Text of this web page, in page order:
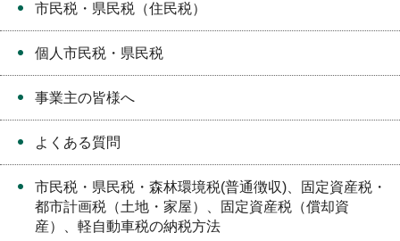
市民税・県民税（住民税）
個人市民税・県民税
事業主の皆様へ
よくある質問
市民税・県民税・森林環境税(普通徴収)、固定資産税・
都市計画税（土地・家屋）、固定資産税（償却資
産）、軽自動車税の納税方法